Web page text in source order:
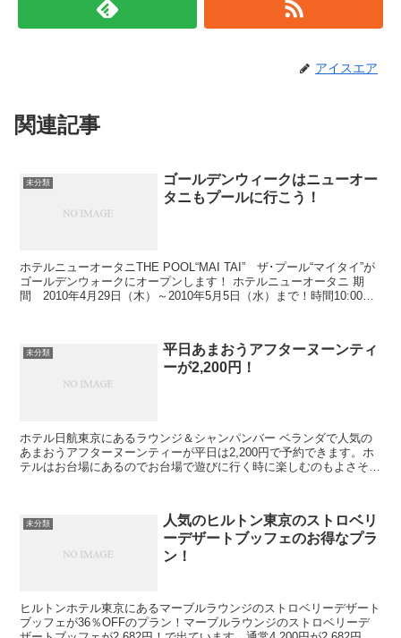
アイスエア
関連記事
未分類
ゴールデンウィークはニューオー
タニもプールに行こう！
ホテルニューオータニTHE POOL“MAI TAI” ザ･プール“マイタイ”が
ゴールデンウォークにオープンします！ ホテルニューオータニ 期
間 2010年4月29日（木）～2010年5月5日（水）まで！時間10:00～
未分類
平日あまおうアフターヌーンティ
ーが2,200円！
ホテル日航東京にあるラウンジ＆シャンパンバー ベランダで人気の
あまおうアフターヌーンティーが平日は2,200円で予約できます。ホ
テルはお台場にあるのでお台場で遊びに行く時に楽しむのもよさそう
未分類
人気のヒルトン東京のストロベリ
ーデザートブッフェのお得なプラ
ン！
ヒルトンホテル東京にあるマーブルラウンジのストロベリーデザート
ブッフェが36％OFFのプラン！マーブルラウンジのストロベリーデ